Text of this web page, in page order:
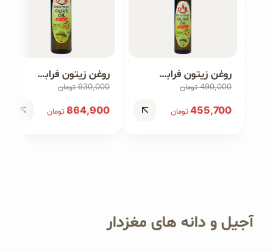
روغن زیتون فرابکر ۲۵۰ میلی‌لیتر
490,000 تومان
455,700تومان
روغن زیتون فرابکر ۵۰۰ میلی‌لیتر
930,000 تومان
864,900تومان
آجیل و دانه های مغزدار